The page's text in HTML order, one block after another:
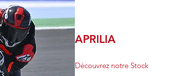
APRILIA
Découvrez notre Stock